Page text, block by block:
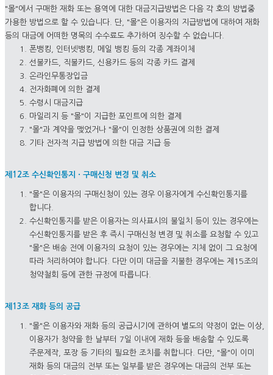
"몰"에서 구매한 재화 또는 용역에 대한 대금지급방법은 다음 각 호의 방법중
가용한 방법으로 할 수 있습니다. 단, "몰"은 이용자의 지급방법에 대하여 재화
등의 대금에 어떠한 명목의 수수료도 추가하여 징수할 수 없습니다.
폰뱅킹, 인터넷뱅킹, 메일 뱅킹 등의 각종 계좌이체
선불카드, 직불카드, 신용카드 등의 각종 카드 결제
온라인무통장입금
전자화폐에 의한 결제
수령시 대금지급
마일리지 등 "몰"이 지급한 포인트에 의한 결제
"몰"과 계약을 맺었거나 "몰"이 인정한 상품권에 의한 결제
기타 전자적 지급 방법에 의한 대금 지급 등
제12조 수신확인통지ㆍ구매신청 변경 및 취소
"몰"은 이용자의 구매신청이 있는 경우 이용자에게 수신확인통지를
합니다.
수신확인통지를 받은 이용자는 의사표시의 불일치 등이 있는 경우에는
수신확인통지를 받은 후 즉시 구매신청 변경 및 취소를 요청할 수 있고
"몰"은 배송 전에 이용자의 요청이 있는 경우에는 지체 없이 그 요청에
따라 처리하여야 합니다. 다만 이미 대금을 지불한 경우에는 제15조의
청약철회 등에 관한 규정에 따릅니다.
제13조 재화 등의 공급
"몰"은 이용자와 재화 등의 공급시기에 관하여 별도의 약정이 없는 이상,
이용자가 청약을 한 날부터 7일 이내에 재화 등을 배송할 수 있도록
주문제작, 포장 등 기타의 필요한 조치를 취합니다. 다만, "몰"이 이미
재화 등의 대금의 전부 또는 일부를 받은 경우에는 대금의 전부 또는